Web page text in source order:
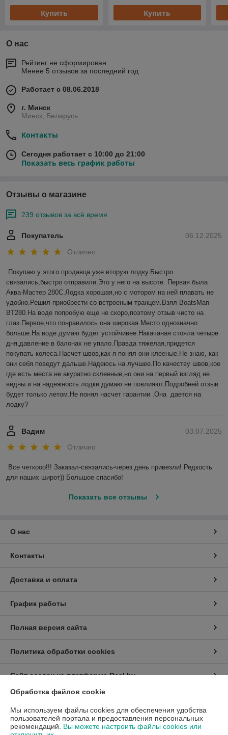
Купить Купить
О нас
Рейтинг не сформирован
Менее 5 отзывов за последний год
Работает с 08.06.2018
г. Минск
Минск, Беларусь
Контакты
Сегодня работает с 10:00 до 21:00
Показать весь график работы
Отзывы о магазине
239 отзывов за всё время
06.12.2025
Покупатель
Отлично
Покупаю у этого продавца уже вторую лодку.Быстро
связались,быстро отправили.Это у него на высоте. Первая была
Аква-Мастер 280С.Лодка хорошая,но с мотором на ней плавать не
удобно.Решил приобрести со встроеным транцем.Взял BoatsMan
BT280.На воде попробую еще не скоро,поэтому отзыв чисто на
глаз.Первое,что понравилось она широкая.Место однозначно
больше.На воде думаю будет устойчивее.Накачаная стояла четыре
дня,давление в балонах не упало.Правда тяжелая,придется
покупать колеса.Насчет швов,как я понял они клееные.Не знаю, как
они себя поведут дальше.Надеюсь на лучшее.По качеству швов,кое
где есть места не акуратно склееные,но они на первый взгляд не
видны и на надежность лодки думаю не повлияют.Подробней отзыв
будет только летом.Не понял насчет гарантии .Она  дается на
лодку?
03.07.2025
Вадим
Отлично
Все четкооо!!! Заказал-связались-через день привезли! Редкость
для наших широт)) Большое спасибо!
Показать все отзывы
О нас
Контакты
Доставка и оплата
График работы
Полная версия сайта
Политика обработки cookies
Сайт создан на платформе Deal.by
Информация для покупателя
Индивидуальный предприниматель:ИП Бицан Вадим Михайлович
220089, г. Минск, ул. Папанина, 15-44
Обработка файлов cookie
Мы используем файлы cookies для обеспечения удобства
пользователей портала и предоставления персональных
рекомендаций. Вы можете настроить файлы cookies или